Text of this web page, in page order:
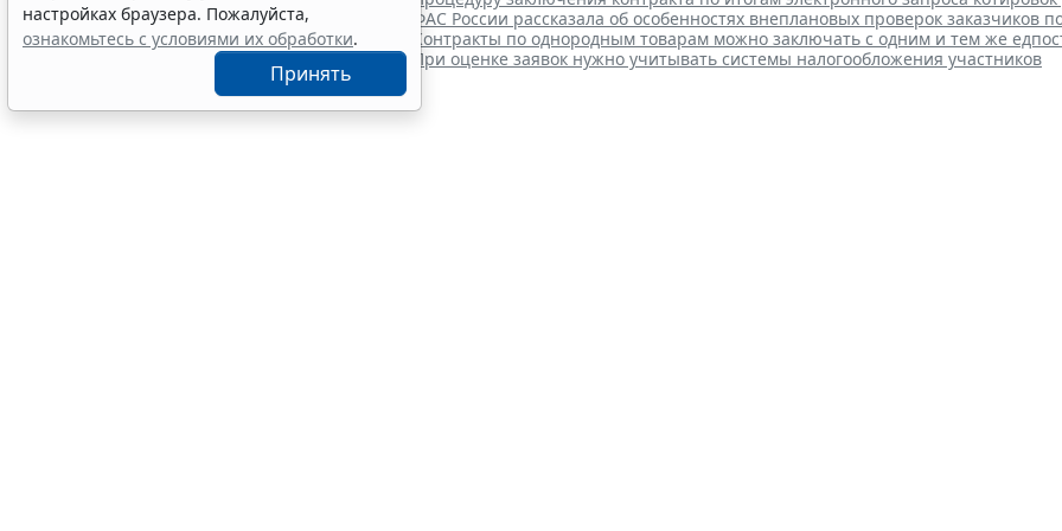
7 авг 12:15Образование
ФАС России рассказала об особенностях внеплановых проверок заказчиков
Контракты по однородным товарам можно заключать с одним и тем же
При оценке заявок нужно учитывать системы налогообложения участников
настройках браузера. Пожалуйста,
ознакомьтесь с условиями их обработки.
Принять